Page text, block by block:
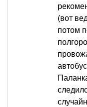
(вот
потом